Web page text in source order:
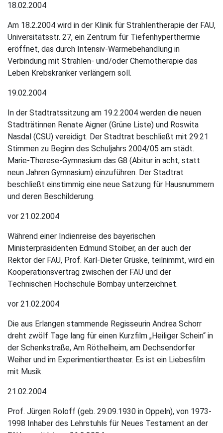
18.02.2004
Am 18.2.2004 wird in der Klinik für Strahlentherapie der FAU,
Universitätsstr. 27, ein Zentrum für Tiefenhyperthermie
eröffnet, das durch Intensiv-Wärmebehandlung in
Verbindung mit Strahlen- und/oder Chemotherapie das
Leben Krebskranker verlängern soll.
19.02.2004
In der Stadtratssitzung am 19.2.2004 werden die neuen
Stadträtinnen Renate Aigner (Grüne Liste) und Roswita
Nasdal (CSU) vereidigt. Der Stadtrat beschließt mit 29:21
Stimmen zu Beginn des Schuljahrs 2004/05 am städt.
Marie-Therese-Gymnasium das G8 (Abitur in acht, statt
neun Jahren Gymnasium) einzuführen. Der Stadtrat
beschließt einstimmig eine neue Satzung für Hausnummern
und deren Beschilderung.
vor 21.02.2004
Während einer Indienreise des bayerischen
Ministerpräsidenten Edmund Stoiber, an der auch der
Rektor der FAU, Prof. Karl-Dieter Grüske, teilnimmt, wird ein
Kooperationsvertrag zwischen der FAU und der
Technischen Hochschule Bombay unterzeichnet.
vor 21.02.2004
Die aus Erlangen stammende Regisseurin Andrea Schorr
dreht zwölf Tage lang für einen Kurzfilm „Heiliger Schein“ in
der Schenkstraße, Am Röthelheim, am Dechsendorfer
Weiher und im Experimentiertheater. Es ist ein Liebesfilm
mit Musik.
21.02.2004
Prof. Jürgen Roloff (geb. 29.09.1930 in Oppeln), von 1973-
1998 Inhaber des Lehrstuhls für Neues Testament an der